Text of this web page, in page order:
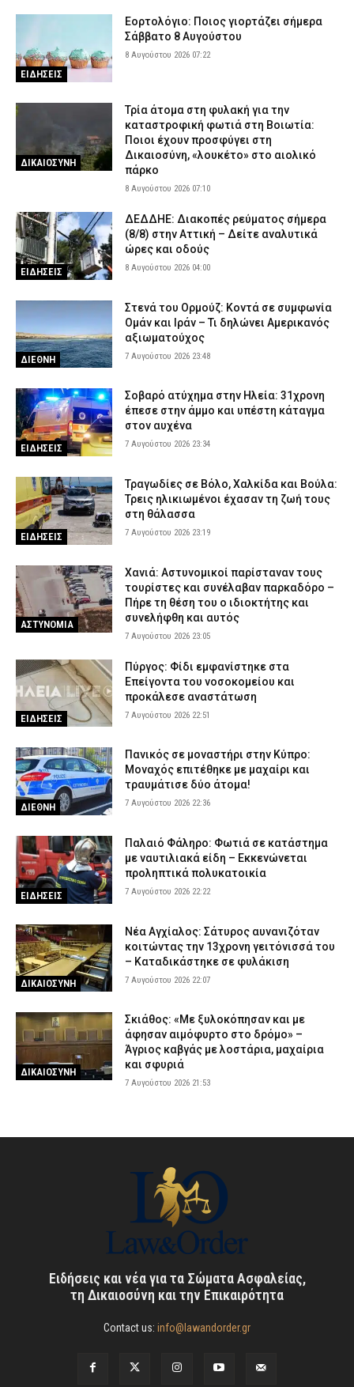
ΕΙΔΗΣΕΙΣ
Εορτολόγιο: Ποιος γιορτάζει σήμερα
Σάββατο 8 Αυγούστου
8 Αυγούστου 2026 07:22
ΔΙΚΑΙΟΣΥΝΗ
Τρία άτομα στη φυλακή για την
καταστροφική φωτιά στη Βοιωτία:
Ποιοι έχουν προσφύγει στη
Δικαιοσύνη, «λουκέτο» στο αιολικό
πάρκο
8 Αυγούστου 2026 07:10
ΕΙΔΗΣΕΙΣ
ΔΕΔΔΗΕ: Διακοπές ρεύματος σήμερα
(8/8) στην Αττική – Δείτε αναλυτικά
ώρες και οδούς
8 Αυγούστου 2026 04:00
ΔΙΕΘΝΗ
Στενά του Ορμούζ: Κοντά σε συμφωνία
Ομάν και Ιράν – Τι δηλώνει Αμερικανός
αξιωματούχος
7 Αυγούστου 2026 23:48
ΕΙΔΗΣΕΙΣ
Σοβαρό ατύχημα στην Ηλεία: 31χρονη
έπεσε στην άμμο και υπέστη κάταγμα
στον αυχένα
7 Αυγούστου 2026 23:34
ΕΙΔΗΣΕΙΣ
Τραγωδίες σε Βόλο, Χαλκίδα και Βούλα:
Τρεις ηλικιωμένοι έχασαν τη ζωή τους
στη θάλασσα
7 Αυγούστου 2026 23:19
ΑΣΤΥΝΟΜΙΑ
Χανιά: Αστυνομικοί παρίσταναν τους
τουρίστες και συνέλαβαν παρκαδόρο –
Πήρε τη θέση του ο ιδιοκτήτης και
συνελήφθη και αυτός
7 Αυγούστου 2026 23:05
ΕΙΔΗΣΕΙΣ
Πύργος: Φίδι εμφανίστηκε στα
Επείγοντα του νοσοκομείου και
προκάλεσε αναστάτωση
7 Αυγούστου 2026 22:51
ΔΙΕΘΝΗ
Πανικός σε μοναστήρι στην Κύπρο:
Μοναχός επιτέθηκε με μαχαίρι και
τραυμάτισε δύο άτομα!
7 Αυγούστου 2026 22:36
ΕΙΔΗΣΕΙΣ
Παλαιό Φάληρο: Φωτιά σε κατάστημα
με ναυτιλιακά είδη – Εκκενώνεται
προληπτικά πολυκατοικία
7 Αυγούστου 2026 22:22
ΔΙΚΑΙΟΣΥΝΗ
Νέα Αγχίαλος: Σάτυρος αυνανιζόταν
κοιτώντας την 13χρονη γειτόνισσά του
– Καταδικάστηκε σε φυλάκιση
7 Αυγούστου 2026 22:07
ΔΙΚΑΙΟΣΥΝΗ
Σκιάθος: «Με ξυλοκόπησαν και με
άφησαν αιμόφυρτο στο δρόμο» –
Άγριος καβγάς με λοστάρια, μαχαίρια
και σφυριά
7 Αυγούστου 2026 21:53
Ειδήσεις και νέα για τα Σώματα Ασφαλείας,
τη Δικαιοσύνη και την Επικαιρότητα
Contact us: info@lawandorder.gr